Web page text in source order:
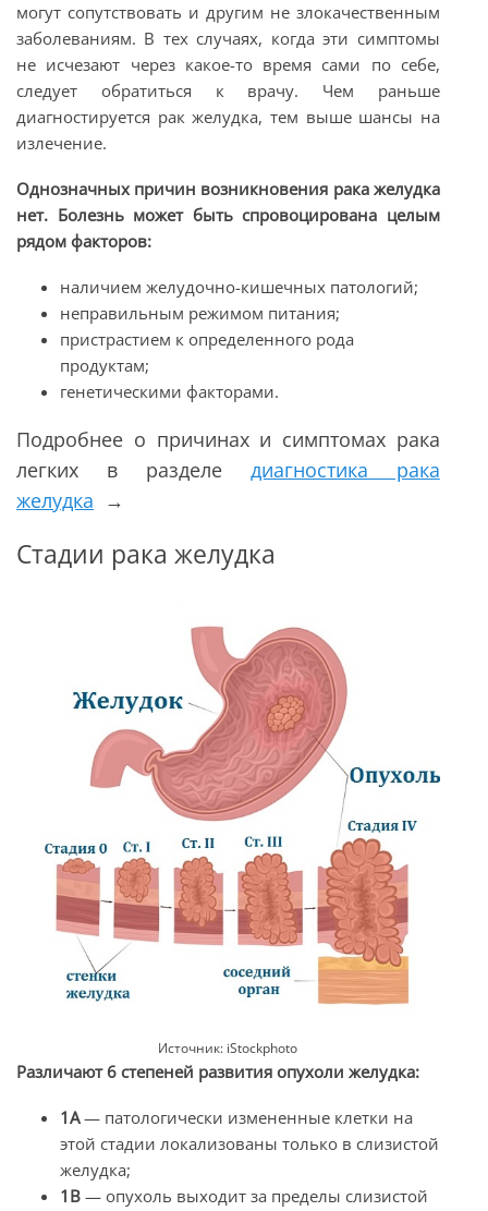
могут сопутствовать и другим не злокачественным
заболеваниям. В тех случаях, когда эти симптомы
не исчезают через какое-то время сами по себе,
следует обратиться к врачу. Чем раньше
диагностируется рак желудка, тем выше шансы на
излечение.
Однозначных причин возникновения рака желудка
нет. Болезнь может быть спровоцирована целым
рядом факторов:
наличием желудочно-кишечных патологий;
неправильным режимом питания;
пристрастием к определенного рода
продуктам;
генетическими факторами.
Подробнее о причинах и симптомах рака
легких в разделе диагностика рака
желудка →
Стадии рака желудка
Источник: iStockphoto
Различают 6 степеней развития опухоли желудка:
1А— патологически измененные клетки на
этой стадии локализованы только в слизистой
желудка;
1В — опухоль выходит за пределы слизистой